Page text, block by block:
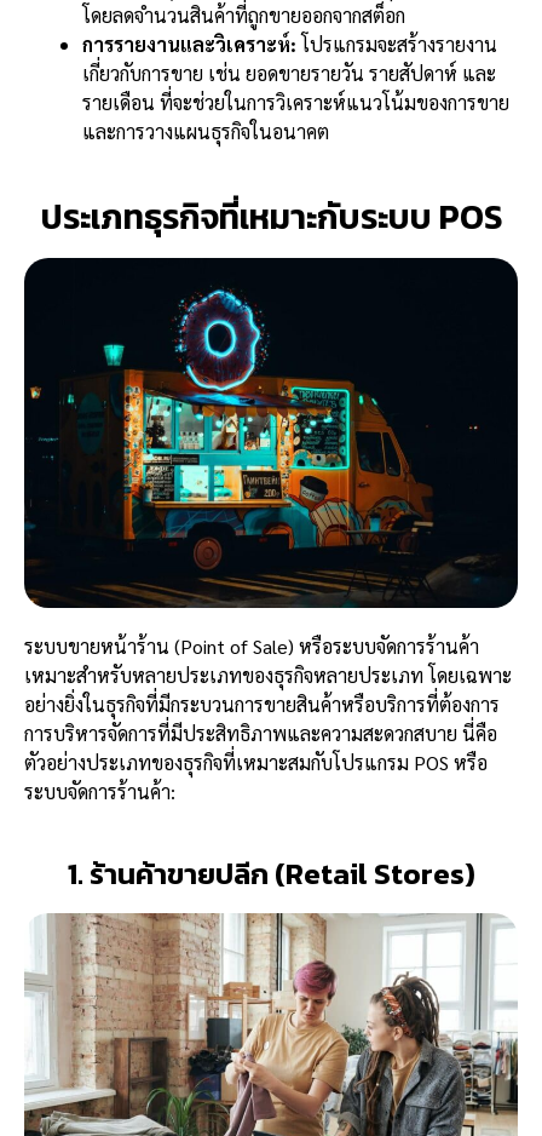
โดยลดจำนวนสินค้าที่ถูกขายออกจากสต็อก
การรายงานและวิเคราะห์: โปรแกรมจะสร้างรายงาน
เกี่ยวกับการขาย เช่น ยอดขายรายวัน รายสัปดาห์ และ
รายเดือน ที่จะช่วยในการวิเคราะห์แนวโน้มของการขาย
และการวางแผนธุรกิจในอนาคต
ประเภทธุรกิจที่เหมาะกับระบบ POS
ระบบขายหน้าร้าน (Point of Sale) หรือระบบจัดการร้านค้า
เหมาะสำหรับหลายประเภทของธุรกิจหลายประเภท โดยเฉพาะ
อย่างยิ่งในธุรกิจที่มีกระบวนการขายสินค้าหรือบริการที่ต้องการ
การบริหารจัดการที่มีประสิทธิภาพและความสะดวกสบาย นี่คือ
ตัวอย่างประเภทของธุรกิจที่เหมาะสมกับโปรแกรม POS หรือ
ระบบจัดการร้านค้า:
1. ร้านค้าขายปลีก (Retail Stores)